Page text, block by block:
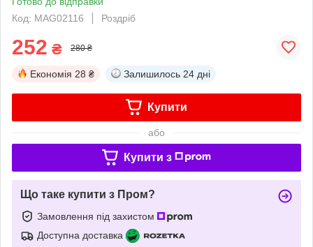
Код: MAG02116
Роздріб
252 ₴ 280 ₴
Економія 28 ₴ Залишилось 24 дні
Купити
або
Купити з
Що таке купити з Пром?
Замовлення під захистом
Доступна доставка